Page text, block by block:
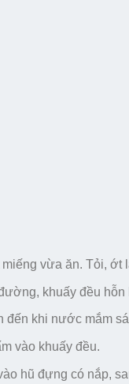
vừa ăn. Tỏi, ớt
khuấy đều hỗn
đến khi nước mắm
vào khuấy đều.
hũ đựng có nắp,